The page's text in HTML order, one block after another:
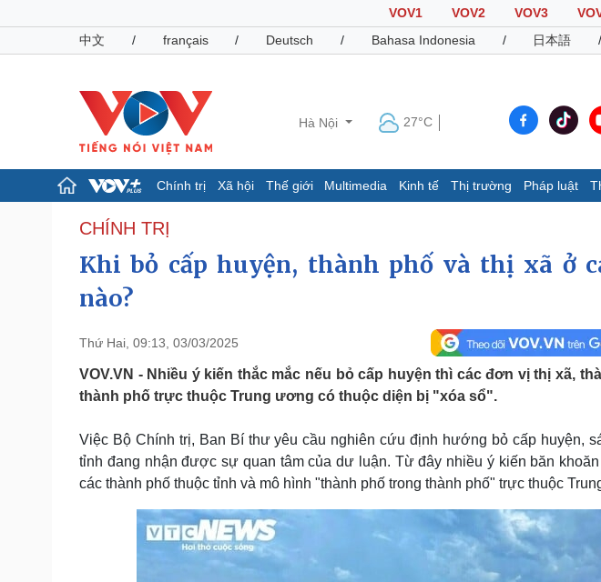
VOV1 VOV2 VOV3
中文
/ français / Deutsch / Bahasa Indonesia / 日本語 /
Hà Nội 27°C
Chính trị Xã hội Thế giới Multimedia Kinh tế Thị trường Pháp luật
Chính trị
Tổ chức nhân sự
Quốc hội
Nhận diện sự thật
Dự báo thời tiết
Cuộc sống đó đây
Pháp luật
Vụ án
Tư vấn luật
Quân sự - Quốc phòng
Vũ khí
Phân tích
Thể thao
Bóng đá
Thế giới thể thao
eSports
Hậu trường
Sức khỏe
Dinh dưỡng - món ngon
Đời sống
Nhà đẹp
Blog
Tình yêu - Gia đình
Văn hóa
Sân khấu - Điện ảnh
Văn học
Âm nhạc
CHÍNH TRỊ
Khi bỏ cấp huyện, thành phố và thị xã ở
nào?
Thứ Hai, 09:13, 03/03/2025
VOV.VN - Nhiều ý kiến thắc mắc nếu bỏ cấp huyện thì các đơn vị thị xã,
thành phố trực thuộc Trung ương có thuộc diện bị "xóa sổ".
Việc Bộ Chính trị, Ban Bí thư yêu cầu nghiên cứu định hướng bỏ cấp huyện,
tỉnh đang nhận được sự quan tâm của dư luận. Từ đây nhiều ý kiến băn
các thành phố thuộc tỉnh và mô hình "thành phố trong thành phố" trực thuộc